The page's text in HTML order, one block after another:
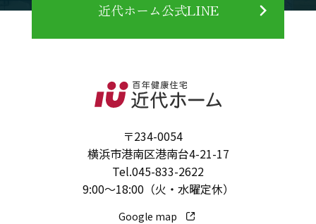
近代ホーム公式LINE
〒234-0054
横浜市港南区港南台4-21-17
Tel.045-833-2622
9:00～18:00（火・水曜定休）
Google map